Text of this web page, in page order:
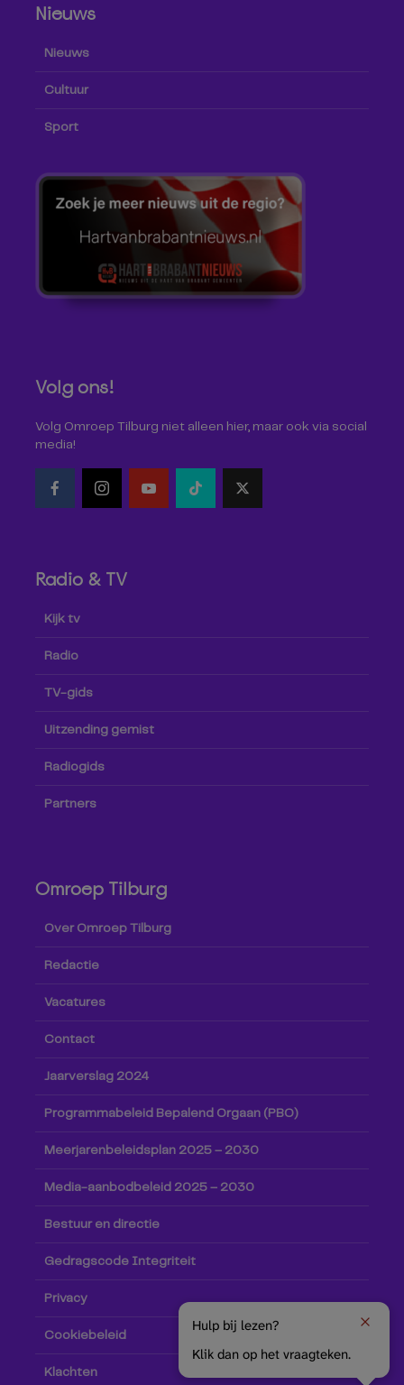
Nieuws
Nieuws
Cultuur
Sport
Volg ons!
Volg Omroep Tilburg niet alleen hier, maar ook via social
media!
Radio & TV
Kijk tv
Radio
TV-gids
Uitzending gemist
Radiogids
Partners
Omroep Tilburg
Over Omroep Tilburg
Redactie
Vacatures
Contact
Jaarverslag 2024
Programmabeleid Bepalend Orgaan (PBO)
Meerjarenbeleidsplan 2025 – 2030
Media-aanbodbeleid 2025 – 2030
Bestuur en directie
Gedragscode Integriteit
Privacy
Cookiebeleid
Klachten
Hulp bij lezen?
Klik dan op het vraagteken.